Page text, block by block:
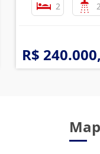
2
R$